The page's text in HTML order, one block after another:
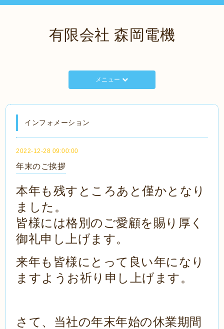
有限会社 森岡電機
メニュー
インフォメーション
2022-12-28 09:00:00
年末のご挨拶
本年も残すところあと僅かとなり
ました。
皆様には格別のご愛顧を賜り厚く
御礼申し上げます。
来年も皆様にとって良い年になり
ますようお祈り申し上げます。
さて、当社の年末年始の休業期間